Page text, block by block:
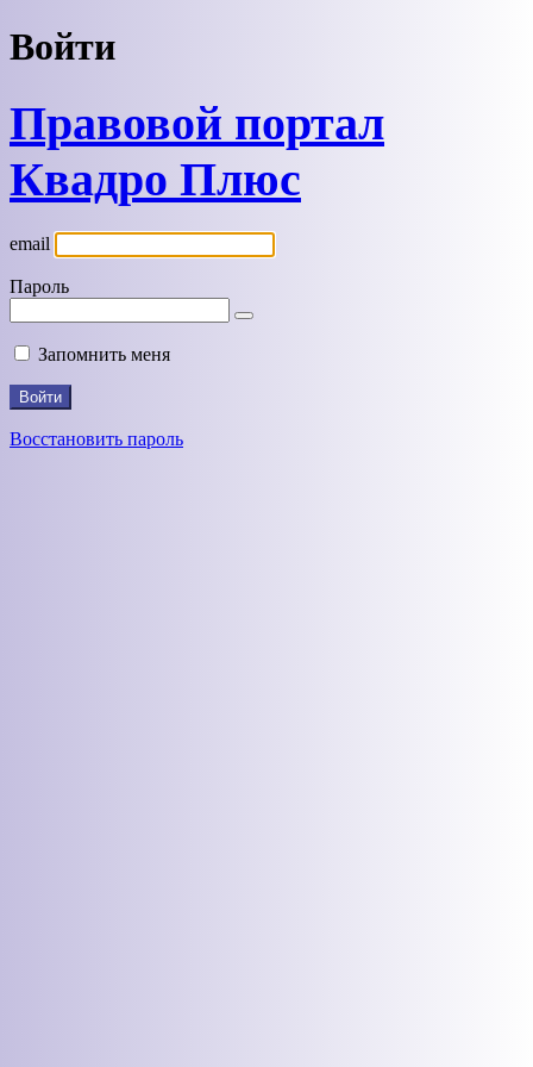
Войти
Правовой портал
Квадро Плюс
email
Пароль
Запомнить меня
Восстановить пароль